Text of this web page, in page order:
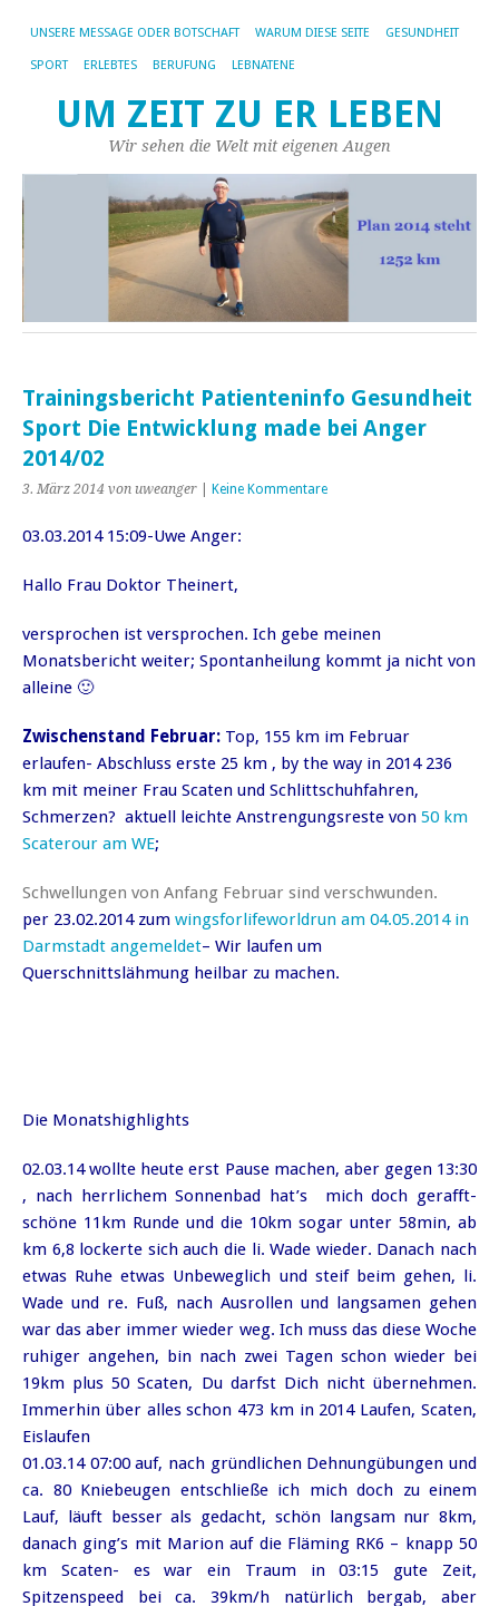
UNSERE MESSAGE ODER BOTSCHAFT WARUM DIESE SEITE GESUNDHEIT
SPORT ERLEBTES BERUFUNG LEBNATENE
UM ZEIT ZU ER LEBEN
Wir sehen die Welt mit eigenen Augen
Trainingsbericht Patienteninfo Gesundheit
Sport Die Entwicklung made bei Anger
2014/02
3. März 2014 von uweanger Keine Kommentare
03.03.2014 15:09-Uwe Anger:
Hallo Frau Doktor Theinert,
versprochen ist versprochen. Ich gebe meinen
Monatsbericht weiter; Spontanheilung kommt ja nicht von
alleine 🙂
Zwischenstand Februar: Top, 155 km im Februar
erlaufen- Abschluss erste 25 km , by the way in 2014 236
km mit meiner Frau Scaten und Schlittschuhfahren,
Schmerzen? aktuell leichte Anstrengungsreste von 50 km
Scaterour am WE;
Schwellungen von Anfang Februar sind verschwunden.
per 23.02.2014 zum wingsforlifeworldrun am 04.05.2014 in
Darmstadt angemeldet– Wir laufen um
Querschnittslähmung heilbar zu machen.
Die Monatshighlights
02.03.14 wollte heute erst Pause machen, aber gegen 13:30
, nach herrlichem Sonnenbad hat’s mich doch gerafft-
schöne 11km Runde und die 10km sogar unter 58min, ab
km 6,8 lockerte sich auch die li. Wade wieder. Danach nach
etwas Ruhe etwas Unbeweglich und steif beim gehen, li.
Wade und re. Fuß, nach Ausrollen und langsamen gehen
war das aber immer wieder weg. Ich muss das diese Woche
ruhiger angehen, bin nach zwei Tagen schon wieder bei
19km plus 50 Scaten, Du darfst Dich nicht übernehmen.
Immerhin über alles schon 473 km in 2014 Laufen, Scaten,
Eislaufen
01.03.14 07:00 auf, nach gründlichen Dehnungübungen und
ca. 80 Kniebeugen entschließe ich mich doch zu einem
Lauf, läuft besser als gedacht, schön langsam nur 8km,
danach ging’s mit Marion auf die Fläming RK6 – knapp 50
km Scaten- es war ein Traum in 03:15 gute Zeit,
Spitzenspeed bei ca. 39km/h natürlich bergab, aber